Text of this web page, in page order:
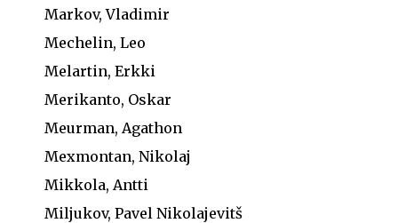
Markov, Vladimir
Mechelin, Leo
Melartin, Erkki
Merikanto, Oskar
Meurman, Agathon
Mexmontan, Nikolaj
Mikkola, Antti
Miljukov, Pavel Nikolajevitš